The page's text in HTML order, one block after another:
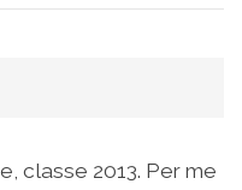
classe 2013. Per me